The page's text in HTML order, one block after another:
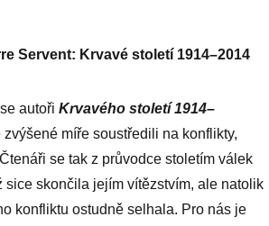
Servent: Krvavé století 1914–2014
autoři Krvavého století 1914–
míře soustředili na konflikty,
se tak z průvodce stoletím válek
skončila jejím vítězstvím, ale natolik
konfliktu ostudně selhala. Pro nás je